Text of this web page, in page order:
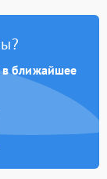
Подробнее →
Подробнее →
в ближайшее